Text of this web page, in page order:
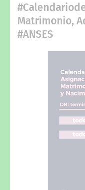
Matrimonio,
#ANSES